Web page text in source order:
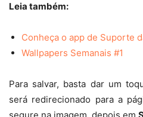
Leia também:
Conheça o app de Suporte
Wallpapers Semanais #1
Para salvar, basta dar um
será redirecionado para a